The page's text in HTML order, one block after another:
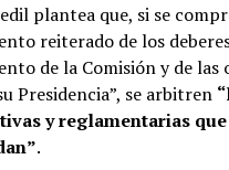
plantea que, si se
reiterado de los
de la Comisión y de las
Presidencia”, se arbitren
y reglamentarias que
.